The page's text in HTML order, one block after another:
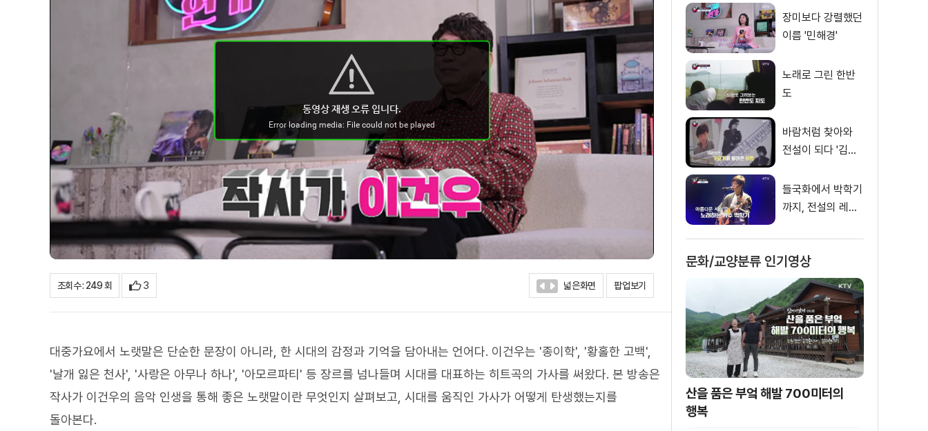
조회수 : 249 회 3 넓은화면 팝업보기
대중가요에서 노랫말은 단순한 문장이 아니라, 한 시대의 감정과 기억을 담아내는 언어다. 이건우는 '종이학', '황홀한 고백',
'날개 잃은 천사', '사랑은 아무나 하나', '아모르파티' 등 장르를 넘나들며 시대를 대표하는 히트곡의 가사를 써왔다. 본 방송은
작사가 이건우의 음악 인생을 통해 좋은 노랫말이란 무엇인지 살펴보고, 시대를 움직인 가사가 어떻게 탄생했는지를
돌아본다.
장미보다 강렬했던
이름 '민해경'
노래로 그린 한반
도
바람처럼 찾아와
전설이 되다 '김범
들국화에서 박학기
까지, 전설의 레이
문화/교양분류 인기영상
산을 품은 부엌 해발 700미터의
행복